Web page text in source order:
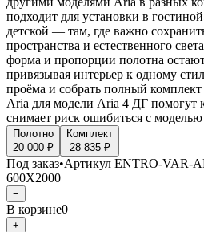
подходит для установки в
детской — там, где важно
пространства и естественного
форма и пропорции полотна
привязывая интерьер к одному
проёма и собрать полный
Aria для модели Aria 4 ДГ помогут
снимает риск ошибиться с моделью
Полотно
20 000 ₽
Комплект
28 835 ₽
Под заказ•Артикул ENTRO-VAR-
600X2000
−
В корзине0
+